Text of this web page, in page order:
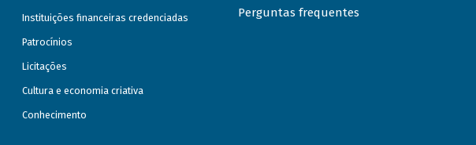
Instituições financeiras credenciadas
Patrocínios
Licitações
Cultura e economia criativa
Conhecimento
Perguntas frequentes